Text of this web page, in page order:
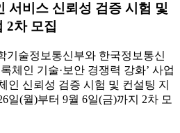
서비스 신뢰성 검증 시험 및
2차 모집
기술정보통신부와 한국정보통신
체인 기술·보안 경쟁력 강화’ 사업
인 신뢰성 검증 시험 및 컨설팅 지
일(월)부터 9월 6일(금)까지 2차 모